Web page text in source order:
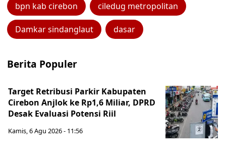
bpn kab cirebon ciledug metropolitan
Damkar sindanglaut dasar
Berita Populer
Target Retribusi Parkir Kabupaten
Cirebon Anjlok ke Rp1,6 Miliar, DPRD
Desak Evaluasi Potensi Riil
Kamis, 6 Agu 2026 - 11:56